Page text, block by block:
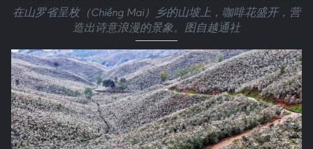
在山罗省呈枚（Chiềng Mai）乡的山坡上，咖啡花盛开，营
造出诗意浪漫的景象。图自越通社